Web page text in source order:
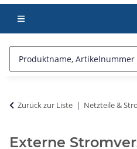
Zurück zur Liste Netzteile &
Externe